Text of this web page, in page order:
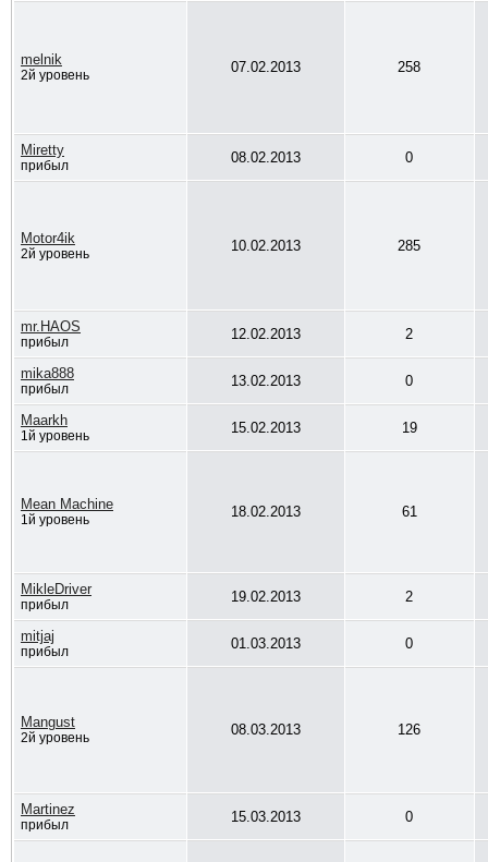
melnik
2й уровень 07.02.2013 258
Miretty
прибыл 08.02.2013 0
Motor4ik
2й уровень 10.02.2013 285
mr.HAOS
прибыл 12.02.2013 2
mika888
прибыл 13.02.2013 0
Maarkh
1й уровень 15.02.2013 19
Mean Machine
1й уровень 18.02.2013 61
MikleDriver
прибыл 19.02.2013 2
mitjaj
прибыл 01.03.2013 0
Mangust
2й уровень 08.03.2013 126
Martinez
прибыл 15.03.2013 0